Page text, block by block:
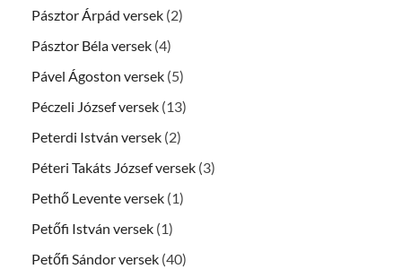
Pásztor Árpád versek (2)
Pásztor Béla versek (4)
Pável Ágoston versek (5)
Péczeli József versek (13)
Peterdi István versek (2)
Péteri Takáts József versek (3)
Pethő Levente versek (1)
Petőfi István versek (1)
Petőfi Sándor versek (40)